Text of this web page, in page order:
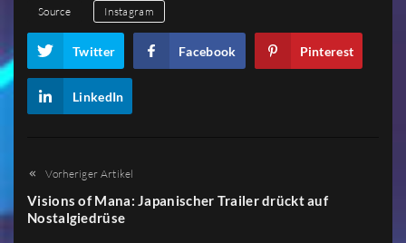
Source Instagram
Twitter Facebook Pinterest
LinkedIn
Vorheriger Artikel
Visions of Mana: Japanischer Trailer drückt auf
Nostalgiedrüse